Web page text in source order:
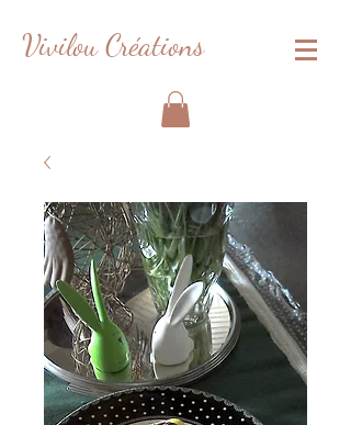
Vivilou Créations